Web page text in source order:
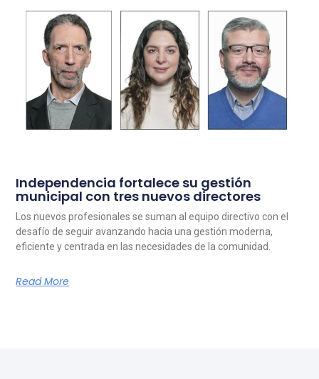
Independencia fortalece su gestión
municipal con tres nuevos directores
Los nuevos profesionales se suman al equipo directivo con el
desafío de seguir avanzando hacia una gestión moderna,
eficiente y centrada en las necesidades de la comunidad.
Read More